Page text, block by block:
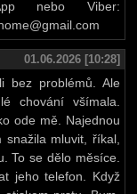
nebo Viber:
01.06.2026 [10:28]
bez problémů. Ale
chování všímala.
ode mě. Najednou
mluvit, říkal,
To se dělo měsíce.
jeho telefon. Když